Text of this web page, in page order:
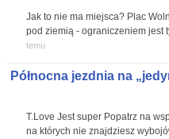
Jak to nie ma miejsca? Plac
pod ziemią - ograniczeniem jest
temu
Północna jezdnia na
T.Love Jest super Popatrz na
na których nie znajdziesz